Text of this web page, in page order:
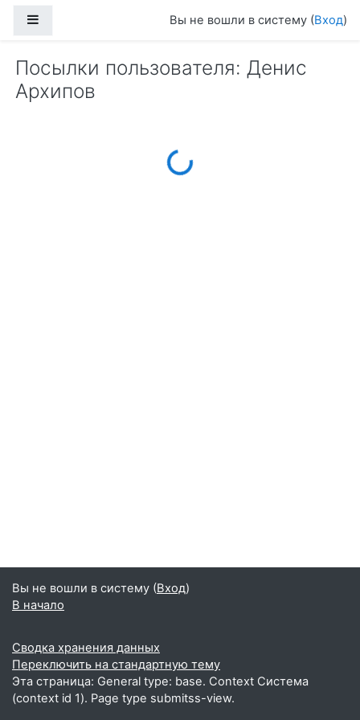
Вы не вошли в систему (Вход)
Посылки пользователя: Денис
Архипов
Loading...
Вы не вошли в систему (Вход)
В начало
Сводка хранения данных
Переключить на стандартную тему
Эта страница: General type: base. Context Система
(context id 1). Page type submitss-view.